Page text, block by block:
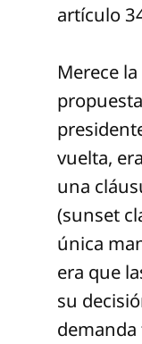
artículo
Merece
vuelta,
una
(sunset
única
era que
su